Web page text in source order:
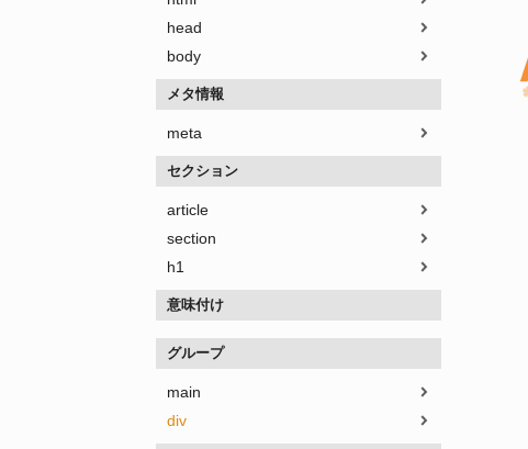
head
body
メタ情報
meta
セクション
article
section
h1
意味付け
グループ
main
div